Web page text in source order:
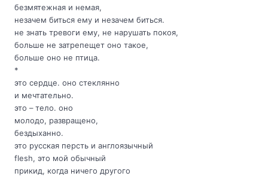
безмятежная и немая,
незачем биться ему и незачем биться.
не знать тревоги ему, не нарушать покоя,
больше не затрепещет оно такое,
больше оно не птица.
*
это сердце. оно стеклянно
и мечтательно.
это – тело. оно
молодо, развращено,
бездыханно.
это русская персть и англоязычный
flesh, это мой обычный
прикид, когда ничего другого